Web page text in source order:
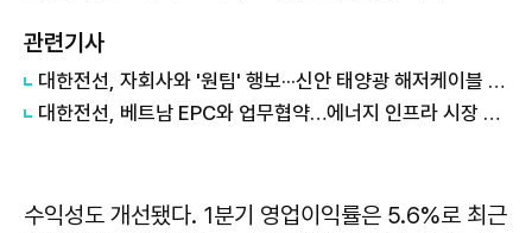
관련기사
대한전선, 자회사와 '원팀' 행보···신안 태양광 해저케이블 사업 수주
대한전선, 베트남 EPC와 업무협약…에너지 인프라 시장 공략 속도
수익성도 개선됐다. 1분기 영업이익률은 5.6%로 최근